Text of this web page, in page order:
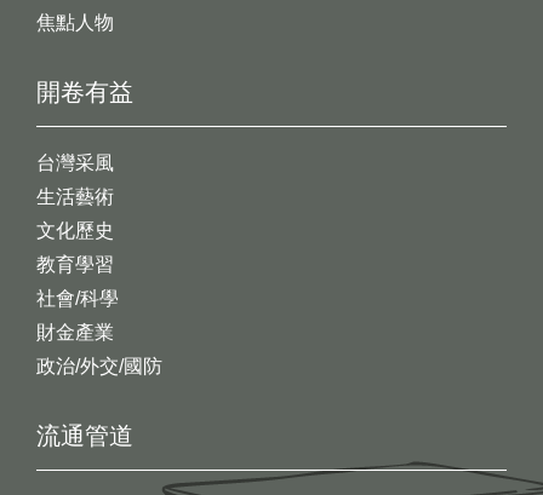
開卷有益
台灣采風
生活藝術
文化歷史
教育學習
社會/科學
財金產業
政治/外交/國防
焦點人物
流通管道